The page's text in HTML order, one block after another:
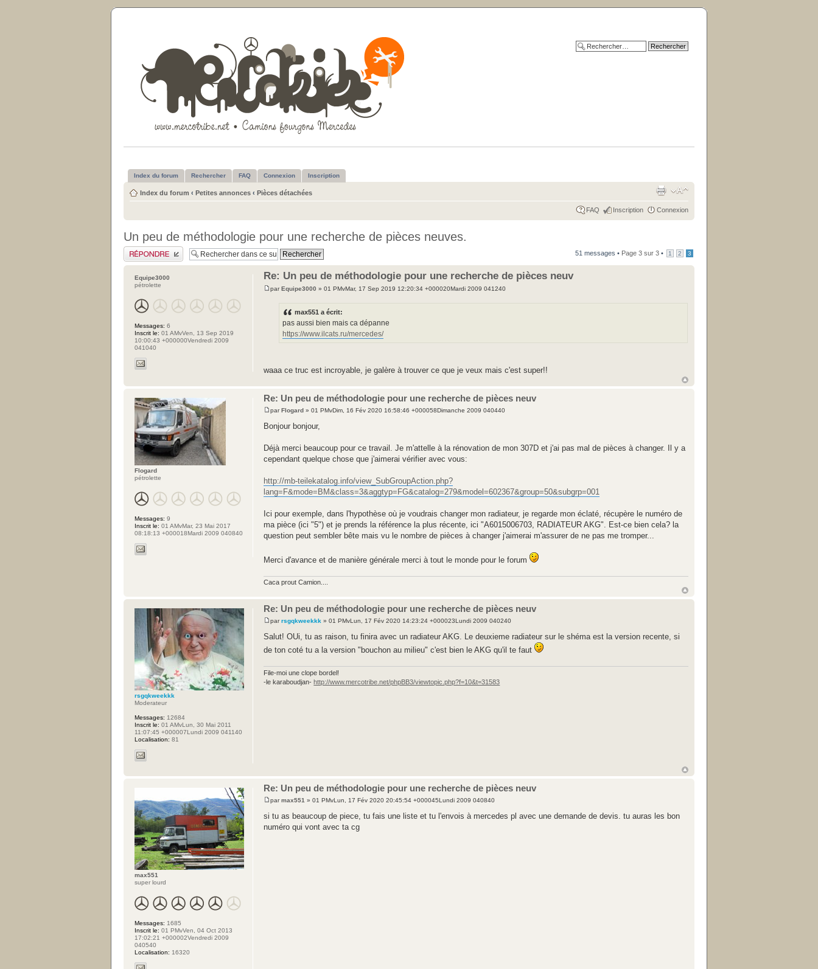
Index du forum Rechercher FAQ Connexion Inscription
Index du forum ‹ Petites annonces ‹ Pièces détachées
FAQ Inscription Connexion
Un peu de méthodologie pour une recherche de pièces neuves.
Publier une réponse 51 messages • Page 3 sur 3 • 1 2 3
Re: Un peu de méthodologie pour une recherche de pièces neuv
parEquipe3000 » 01 PMvMar, 17 Sep 2019 12:20:34 +000020Mardi 2009 041240
max551 a écrit:
pas aussi bien mais ca dépanne
https://www.ilcats.ru/mercedes/
waaa ce truc est incroyable, je galère à trouver ce que je veux mais c'est super!!
Equipe3000
pétrolette
Messages: 6
Inscrit le: 01 AMvVen, 13 Sep 2019
10:00:43 +000000Vendredi 2009
041040
Re: Un peu de méthodologie pour une recherche de pièces neuv
parFlogard » 01 PMvDim, 16 Fév 2020 16:58:46 +000058Dimanche 2009 040440
Bonjour bonjour,
Déjà merci beaucoup pour ce travail. Je m'attelle à la rénovation de mon 307D et j'ai pas mal de pièces à changer. Il y a
cependant quelque chose que j'aimerai vérifier avec vous:
http://mb-teilekatalog.info/view_SubGroupAction.php?
lang=F&mode=BM&class=3&aggtyp=FG&catalog=279&model=602367&group=50&subgrp=001
Ici pour exemple, dans l'hypothèse où je voudrais changer mon radiateur, je regarde mon éclaté, récupère le numéro de
ma pièce (ici "5") et je prends la référence la plus récente, ici "A6015006703, RADIATEUR AKG". Est-ce bien cela? la
question peut sembler bête mais vu le nombre de pièces à changer j'aimerai m'assurer de ne pas me tromper...
Merci d'avance et de manière générale merci à tout le monde pour le forum
Caca prout Camion....
Flogard
pétrolette
Messages: 9
Inscrit le: 01 AMvMar, 23 Mai 2017
08:18:13 +000018Mardi 2009 040840
Re: Un peu de méthodologie pour une recherche de pièces neuv
parrsgqkweekkk » 01 PMvLun, 17 Fév 2020 14:23:24 +000023Lundi 2009 040240
Salut! OUi, tu as raison, tu finira avec un radiateur AKG. Le deuxieme radiateur sur le shéma est la version recente, si
de ton coté tu a la version "bouchon au milieu" c'est bien le AKG qu'il te faut
File-moi une clope bordel!
-le karaboudjan-http://www.mercotribe.net/phpBB3/viewtopic.php?f=10&t=31583
rsgqkweekkk
Moderateur
Messages: 12684
Inscrit le: 01 AMvLun, 30 Mai 2011
11:07:45 +000007Lundi 2009 041140
Localisation: 81
Re: Un peu de méthodologie pour une recherche de pièces neuv
parmax551 » 01 PMvLun, 17 Fév 2020 20:45:54 +000045Lundi 2009 040840
si tu as beaucoup de piece, tu fais une liste et tu l'envois à mercedes pl avec une demande de devis. tu auras les bon
numéro qui vont avec ta cg
max551
super lourd
Messages: 1685
Inscrit le: 01 PMvVen, 04 Oct 2013
17:02:21 +000002Vendredi 2009
040540
Localisation: 16320